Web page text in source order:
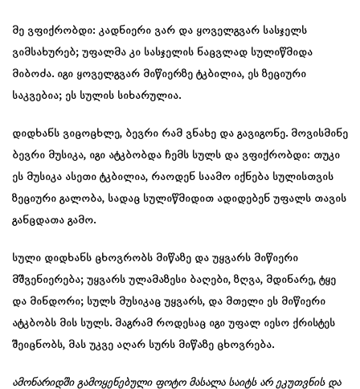
მე ვფიქრობდი: კადნიერი ვარ და ყოველგვარ სასჯელს
ვიმსახურებ; უფალმა კი სასჯელის ნაცვლად სულიწმიდა
მიბოძა. იგი ყოველგვარ მიწიერზე ტკბილია, ეს ზეციური
საკვებია; ეს სულის სიხარულია.
დიდხანს ვიცოცხლე, ბევრი რამ ვნახე და გავიგონე. მოვისმინე
ბევრი მუსიკა, იგი ატკბობდა ჩემს სულს და ვფიქრობდი: თუკი
ეს მუსიკა ასეთი ტკბილია, რაოდენ საამო იქნება სულისთვის
ზეციური გალობა, სადაც სულიწმიდით ადიდებენ უფალს თავის
განცდათა გამო.
სული დიდხანს ცხოვრობს მიწაზე და უყვარს მიწიერი
მშვენიერება; უყვარს ულამაზესი ბაღები, ზღვა, მდინარე, ტყე
და მინდორი; სულს მუსიკაც უყვარს, და მთელი ეს მიწიერი
ატკბობს მის სულს. მაგრამ როდესაც იგი უფალ იესო ქრისტეს
შეიცნობს, მას უკვე აღარ სურს მიწაზე ცხოვრება.
ამონარიდში გამოყენებული ფოტო მასალა საიტს არ ეკუთვნის და